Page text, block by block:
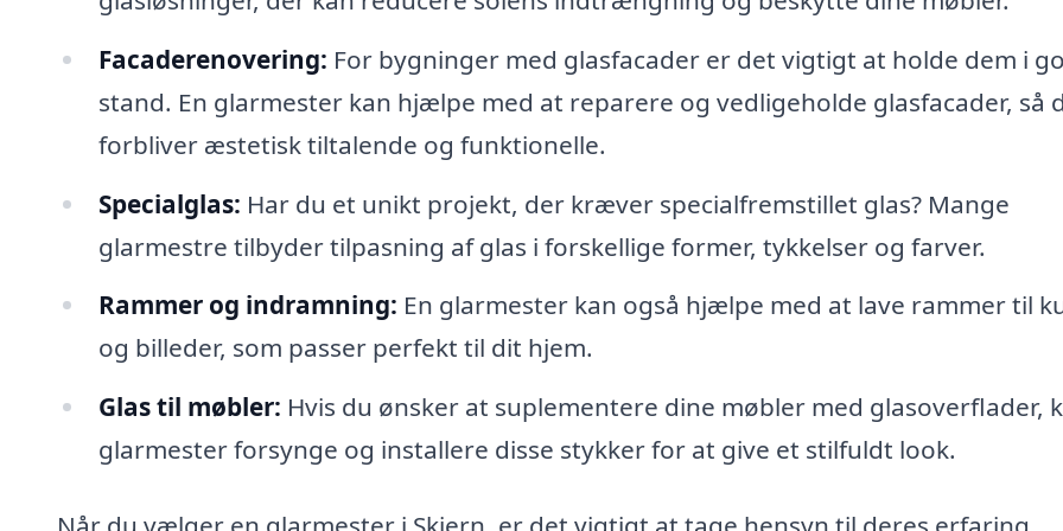
Facaderenovering: For bygninger med glasfacader er det vigtigt at holde dem i
stand. En glarmester kan hjælpe med at reparere og vedligeholde glasfacader, så
forbliver æstetisk tiltalende og funktionelle.
Specialglas: Har du et unikt projekt, der kræver specialfremstillet glas? Mange
glarmestre tilbyder tilpasning af glas i forskellige former, tykkelser og farver.
Rammer og indramning: En glarmester kan også hjælpe med at lave rammer til
og billeder, som passer perfekt til dit hjem.
Glas til møbler: Hvis du ønsker at suplementere dine møbler med glasoverflader,
glarmester forsynge og installere disse stykker for at give et stilfuldt look.